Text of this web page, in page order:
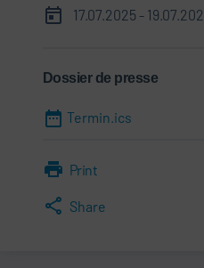
17.07.2025 -
Dossier de presse
Termin.ics
Print
Share